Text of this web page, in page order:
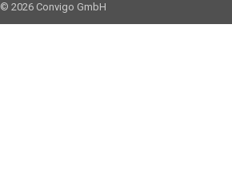
© 2026 Convigo GmbH